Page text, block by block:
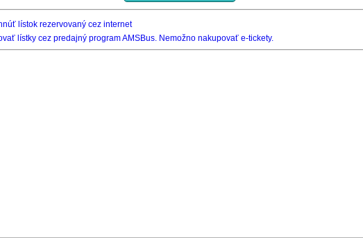
lístok rezervovaný cez internet
lístky cez predajný program AMSBus. Nemožno nakupovať e-tickety.